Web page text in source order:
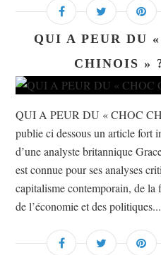
QUI A PEUR DU
CHINOIS »
QUI A PEUR DU « CHOC
publie ci dessous un article fort
d’une analyste britannique
est connue pour ses analyses
capitalisme contemporain, de la
de l’économie et des politiques...